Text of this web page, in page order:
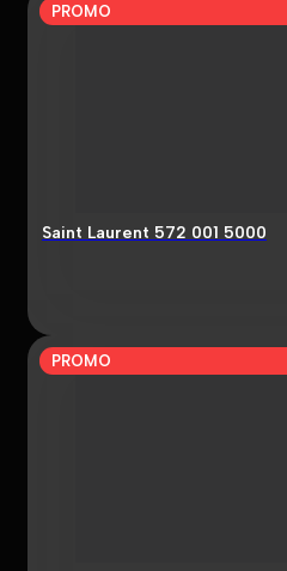
PROMO
Saint Laurent 572 001 5000
PROMO